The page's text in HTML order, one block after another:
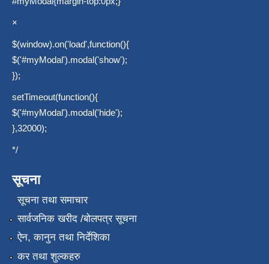
×
$(window).on('load',function(){
$('#myModal').modal('show');
});
setTimeout(function(){
$('#myModal').modal('hide');
},32000);
*/
सूचना
सूचना तथा समाचार
सार्वजनिक खरीद /बोलपत्र सूचना
ऐन, कानुन तथा निर्देशिका
कर तथा शुल्कहरु